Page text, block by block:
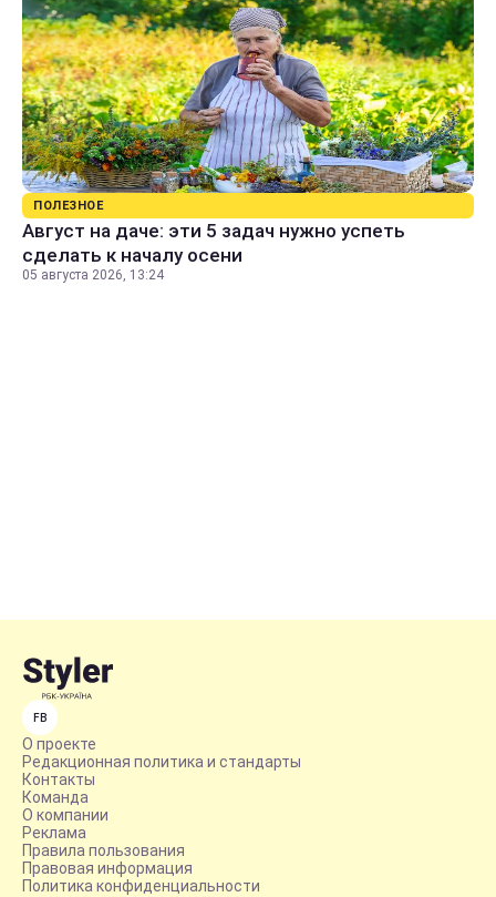
ПОЛЕЗНОЕ
Август на даче: эти 5 задач нужно успеть
сделать к началу осени
05 августа 2026, 13:24
FB
О проекте
Редакционная политика и стандарты
Контакты
Команда
О компании
Реклама
Правила пользования
Правовая информация
Политика конфиденциальности